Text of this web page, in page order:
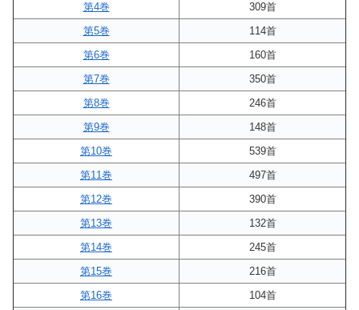
第4巻
309首
第5巻
114首
第6巻
160首
第7巻
350首
第8巻
246首
第9巻
148首
第10巻
539首
第11巻
497首
第12巻
390首
第13巻
132首
第14巻
245首
第15巻
216首
第16巻
104首